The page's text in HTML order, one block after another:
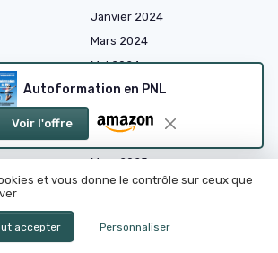
Autoformation en PNL
Voir l'offre
Janvier 2024
Mars 2024
Mai 2024
Septembre 2024
Novembre 2024
Janvier 2025
Mars 2025
Mai 2025
Septembre 2025
et vous donne le contrôle sur ceux que
accepter Personnaliser